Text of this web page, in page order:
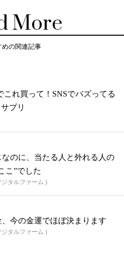
More
めの関連記事
これ買って！SNSでバズってる
プリ
なのに、当たる人と外れる人の
こ”でした
タルファーム )
今の金運でほぼ決まります
タルファーム )